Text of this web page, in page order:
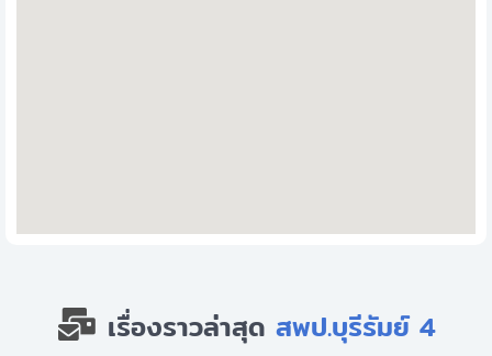
เรื่องราวล่าสุด สพป.บุรีรัมย์ 4